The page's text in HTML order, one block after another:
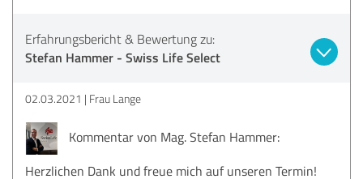
Erfahrungsbericht & Bewertung zu:
Stefan Hammer - Swiss Life Select
02.03.2021 Frau Lange
Kommentar von Mag. Stefan Hammer:
Herzlichen Dank und freue mich auf unseren Termin!